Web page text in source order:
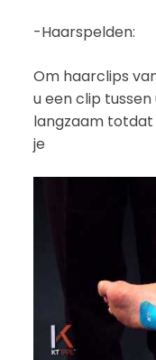
-Haarspelden:
Om haarclips
u een clip
langzaam totdat
je